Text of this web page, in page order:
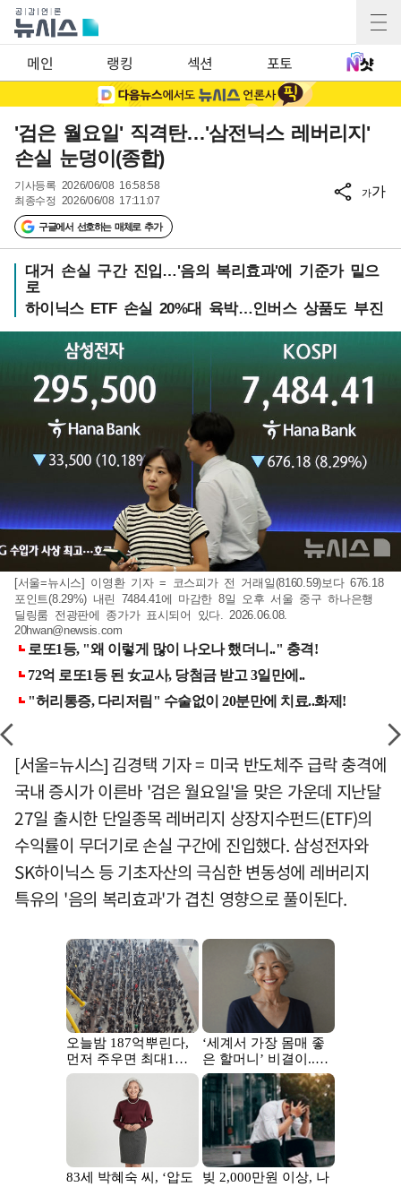
메인 랭킹 섹션 포토
'검은 월요일' 직격탄…'삼전닉스 레버리지'
손실 눈덩이(종합)
기사등록 2026/06/08 16:58:58
최종수정 2026/06/08 17:11:07
구글에서 선호하는 매체로 추가
가가
대거 손실 구간 진입…'음의 복리효과'에 기준가 밑으
로
하이닉스 ETF 손실 20%대 육박…인버스 상품도 부진
[서울=뉴시스] 이영환 기자 = 코스피가 전 거래일(8160.59)보다 676.18
포인트(8.29%) 내린 7484.41에 마감한 8일 오후 서울 중구 하나은행
딜링룸 전광판에 종가가 표시되어 있다. 2026.06.08.
20hwan@newsis.com
[서울=뉴시스] 김경택 기자 = 미국 반도체주 급락 충격에
국내 증시가 이른바 '검은 월요일'을 맞은 가운데 지난달
27일 출시한 단일종목 레버리지 상장지수펀드(ETF)의
수익률이 무더기로 손실 구간에 진입했다. 삼성전자와
SK하이닉스 등 기초자산의 극심한 변동성에 레버리지
특유의 '음의 복리효과'가 겹친 영향으로 풀이된다.